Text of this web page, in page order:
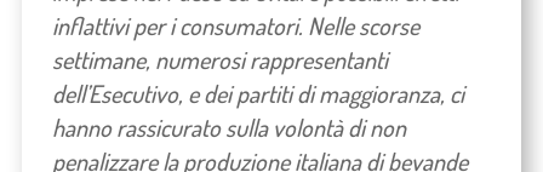
inflattivi per i consumatori. Nelle scorse
settimane, numerosi rappresentanti
dell’Esecutivo, e dei partiti di maggioranza, ci
hanno rassicurato sulla volontà di non
penalizzare la produzione italiana di bevande